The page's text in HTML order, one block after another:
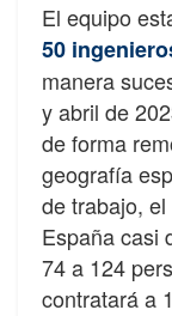
El equipo
50
manera
y abril de
de forma
geografía
de trabajo,
España casi
74 a 124
contratará a